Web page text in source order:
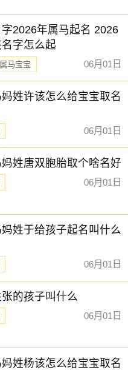
【山澜】
【崇宁】
【淇岩】
【淘菘】
【少禹】
【昱昕】
【炯丞】
【齐杨】
【翊冬】
【锦容】
宝宝取一个好名字吗？选
一个吉利的好名字吧。
2026年属马起名 2026
字怎么起
属马宝宝
06月01日
姓许该怎么给宝宝取名
06月01日
姓唐双胞胎取个啥名好
06月01日
姓于给孩子起名叫什么
06月01日
的孩子叫什么
06月01日
姓杨该怎么给宝宝取名